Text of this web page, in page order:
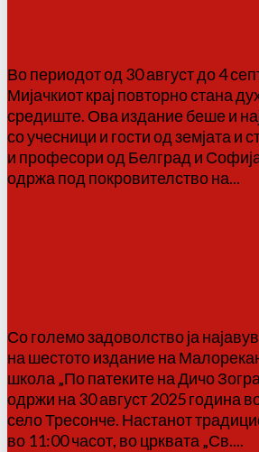
Во периодот од 30 август до 4
Мијачкиот крај повторно стана
средиште. Ова издание беше и
со учесници и гости од земјата и
и професори од Белград и
одржа под покровителство на...
Со големо задоволство ја
на шестото издание на
школа „По патеките на Дичо
одржи на 30 август 2025 година
село Тресонче. Настанот
во 11:00 часот, во црквата „Св....